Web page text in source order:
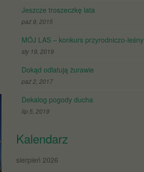
Jeszcze troszeczkę lata
paź 9, 2015
MÓJ LAS – konkurs przyrodniczo-leśny
sty 19, 2019
Dokąd odlatują żurawie
paź 2, 2017
Dekalog pogody ducha
lip 5, 2019
Kalendarz
sierpień 2026